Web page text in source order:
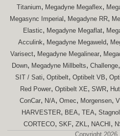
Titanium, Megadyne Megaflex,
Megasync Imperial , Megadyne RR,
Elastic, Megadyne Megaflat,
Acculink, Megadyne Megaweld,
Varisect, Megadyne Megalinear,
Down, Megadyne Millbelts, Challenge,
SIT / Sati, Optibelt, Optibelt VB,
Red Power, Optibelt XE, SWR,
ConCar, N/A, Omec, Morgensen,
HARVESTER, BEA, TEA,
CORTECO, SKF, ZKL, NACHI ,
Copyright